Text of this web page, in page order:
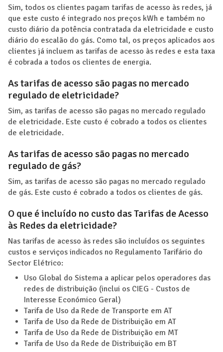
Sim, todos os clientes pagam tarifas de acesso às redes, já
que este custo é integrado nos preços kWh e também no
custo diário da potência contratada da eletricidade e custo
diário do escalão do gás. Como tal, os preços aplicados aos
clientes já incluem as tarifas de acesso às redes e esta taxa
é cobrada a todos os clientes de energia.
As tarifas de acesso são pagas no mercado
regulado de eletricidade?
Sim, as tarifas de acesso são pagas no mercado regulado
de eletricidade. Este custo é cobrado a todos os clientes
de eletricidade.
As tarifas de acesso são pagas no mercado
regulado de gás?
Sim, as tarifas de acesso são pagas no mercado regulado
de gás. Este custo é cobrado a todos os clientes de gás.
O que é incluído no custo das Tarifas de Acesso
às Redes da eletricidade?
Nas tarifas de acesso às redes são incluídos os seguintes
custos e serviços indicados no Regulamento Tarifário do
Sector Elétrico:
Uso Global do Sistema a aplicar pelos operadores das
redes de distribuição (inclui os CIEG - Custos de
Interesse Económico Geral)
Tarifa de Uso da Rede de Transporte em AT
Tarifa de Uso da Rede de Distribuição em AT
Tarifa de Uso da Rede de Distribuição em MT
Tarifa de Uso da Rede de Distribuição em BT